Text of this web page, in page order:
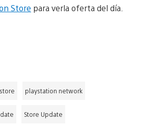
Store para verla oferta del día.
playstation network
Store Update